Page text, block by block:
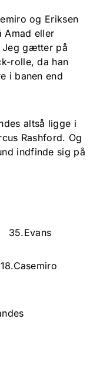
og Eriksen
Amad eller
Jeg gætter på
rolle, da han
i banen end
altså ligge i
Rashford. Og
indfinde sig på